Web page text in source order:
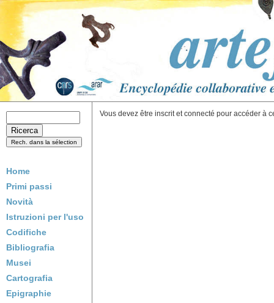
Home
Primi passi
Novità
Istruzioni per l'uso
Codifiche
Bibliografia
Musei
Cartografia
Epigraphie
Vous devez être inscrit et connecté pour accéder à